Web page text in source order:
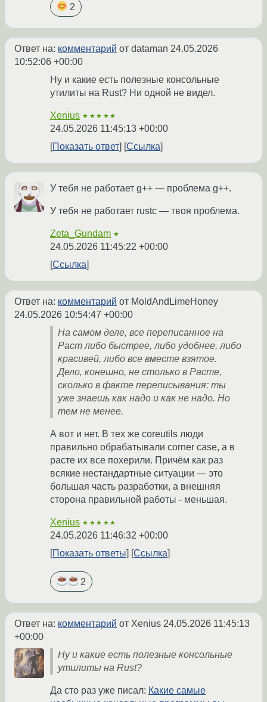
2
Ответ на: комментарий от dataman 24.05.2026
10:52:06 +00:00
Ну и какие есть полезные консольные
утилиты на Rust? Ни одной не видел.
Xenius ★★★★★
24.05.2026 11:45:13 +00:00
Показать ответ
Ссылка
У тебя не работает g++ — проблема g++.
У тебя не работает rustc — твоя проблема.
Zeta_Gundam ★
24.05.2026 11:45:22 +00:00
Ссылка
Ответ на: комментарий от MoldAndLimeHoney
24.05.2026 10:54:47 +00:00
На самом деле, все переписанное на
Раст либо быстрее, либо удобнее, либо
красивей, либо все вместе взятое.
Дело, конешно, не столько в Расте,
сколько в факте переписывания: ты
уже знаешь как надо и как не надо. Но
тем не менее.
А вот и нет. В тех же coreutils люди
правильно обрабатывали corner case, а в
расте их все похерили. Причём как раз
всякие нестандартные ситуации — это
большая часть разработки, а внешняя
сторона правильной работы - меньшая.
Xenius ★★★★★
24.05.2026 11:46:32 +00:00
Показать ответы
Ссылка
2
Ответ на: комментарий от Xenius 24.05.2026 11:45:13
+00:00
Ну и какие есть полезные консольные
утилиты на Rust?
Да сто раз уже писал: Какие самые